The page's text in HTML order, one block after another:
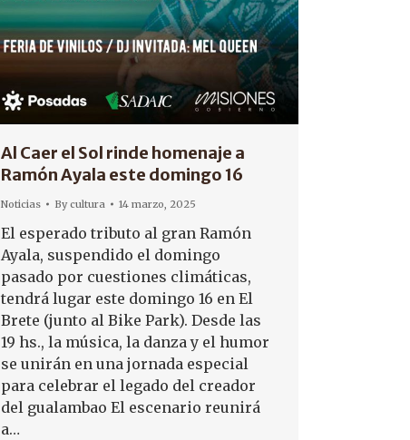
Al Caer el Sol rinde homenaje a
Ramón Ayala este domingo 16
Noticias Bycultura 14 marzo, 2025
El esperado tributo al gran Ramón
Ayala, suspendido el domingo
pasado por cuestiones climáticas,
tendrá lugar este domingo 16 en El
Brete (junto al Bike Park). Desde las
19 hs., la música, la danza y el humor
se unirán en una jornada especial
para celebrar el legado del creador
del gualambao El escenario reunirá
a…